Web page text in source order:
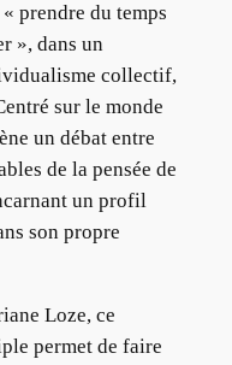
prendre du temps
», dans un
collectif,
sur le monde
un débat entre
de la pensée de
un profil
son propre
Loze, ce
permet de faire